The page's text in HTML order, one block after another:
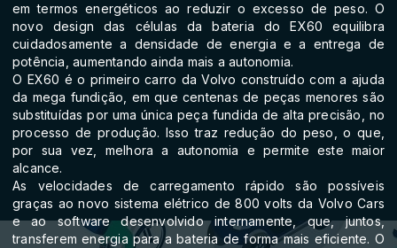
em termos energéticos ao reduzir o excesso de peso. O
novo design das células da bateria do EX60 equilibra
cuidadosamente a densidade de energia e a entrega de
potência, aumentando ainda mais a autonomia.
O EX60 é o primeiro carro da Volvo construído com a ajuda
da mega fundição, em que centenas de peças menores são
substituídas por uma única peça fundida de alta precisão, no
processo de produção. Isso traz redução do peso, o que,
por sua vez, melhora a autonomia e permite este maior
alcance.
As velocidades de carregamento rápido são possíveis
graças ao novo sistema elétrico de 800 volts da Volvo Cars
e ao software desenvolvido internamente, que, juntos,
transferem energia para a bateria de forma mais eficiente. O